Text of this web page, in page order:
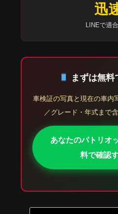
迅
LINEで適
まずは無料
車検証の写真と現在の車内
／グレード・年式まで
あなたのパトリオ
料で確認